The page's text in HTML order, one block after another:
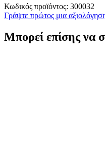
Κωδικός προϊόντος: 300032
Γράψτε πρώτος μια
Μπορεί επίσης να